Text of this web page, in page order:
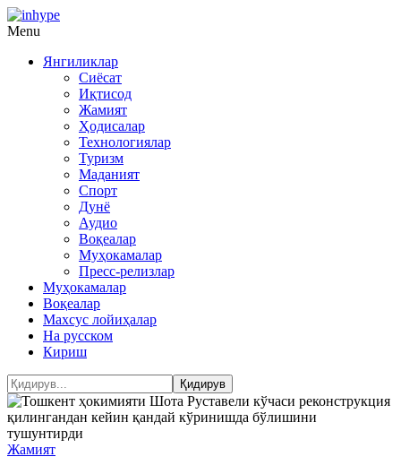
Menu
Янгиликлар
Сиёсат
Иқтисод
Жамият
Ҳодисалар
Технологиялар
Туризм
Маданият
Спорт
Дунё
Аудио
Воқеалар
Муҳокамалар
Пресс-релизлар
Муҳокамалар
Воқеалар
Махсус лойиҳалар
На русском
Кириш
Жамият